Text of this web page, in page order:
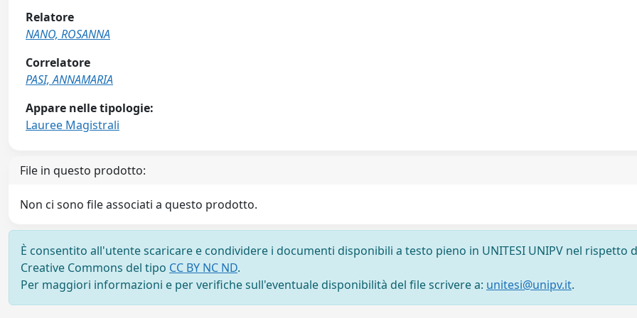
Relatore
NANO, ROSANNA
Correlatore
PASI, ANNAMARIA
Appare nelle tipologie:
Lauree Magistrali
File in questo prodotto:
Non ci sono file associati a questo prodotto.
È consentito all'utente scaricare e condividere i documenti disponibili a testo pieno in UNITESI UNIPV nel rispetto
Creative Commons del tipo CC BY NC ND.
Per maggiori informazioni e per verifiche sull'eventuale disponibilità del file scrivere a: unitesi@unipv.it.